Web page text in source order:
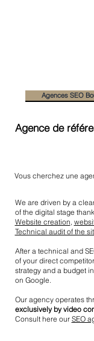
Agence de
Vous cherchez une
We are driven by a
of the digital stage
Website creation,
Technical audit of the
After a technical and
of your direct
strategy and a budget
on Google.
Our agency operates
exclusively by video
Consult here our SEO
Agences SEO